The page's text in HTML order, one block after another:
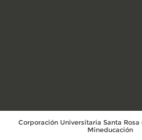
Corporación Universitaria Santa
Mineducación